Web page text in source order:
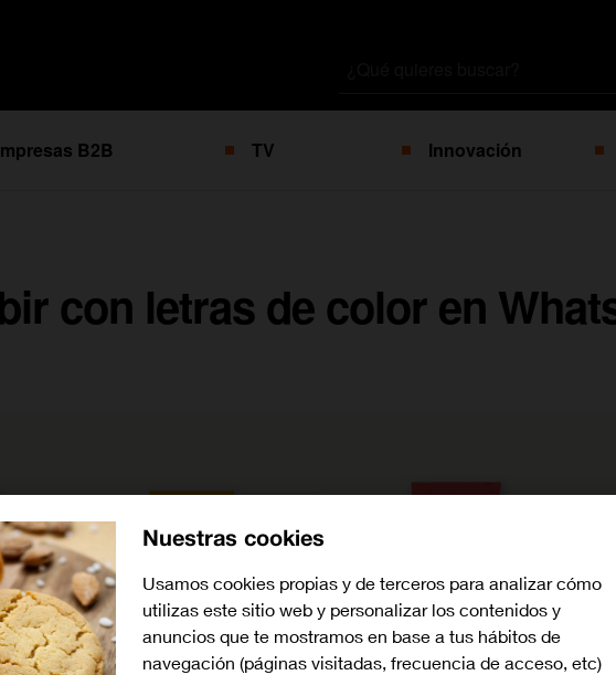
B2B TV Innovación
con letras de color en
Nuestras cookies
Usamos cookies propias y de terceros para analizar cómo
utilizas este sitio web y personalizar los contenidos y
anuncios que te mostramos en base a tus hábitos de
navegación (páginas visitadas, frecuencia de acceso, etc)